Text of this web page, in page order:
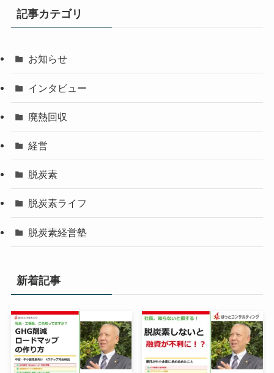
記事カテゴリ
お知らせ
インタビュー
廃熱回収
経営
脱炭素
脱炭素ライフ
脱炭素経営塾
新着記事